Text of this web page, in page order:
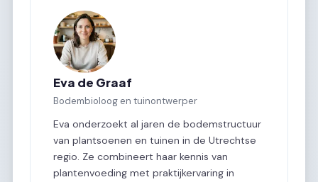
Eva de Graaf
Bodembioloog en tuinontwerper
Eva onderzoekt al jaren de bodemstructuur
van plantsoenen en tuinen in de Utrechtse
regio. Ze combineert haar kennis van
plantenvoeding met praktijkervaring in